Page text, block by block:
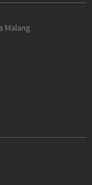
Malang